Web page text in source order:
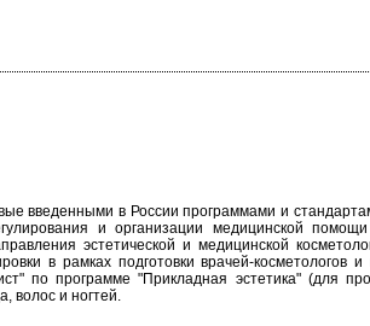
введенными в России программами и
и организации медицинской
эстетической и медицинской
в рамках подготовки врачей-косметологов и
по программе "Прикладная эстетика" (для
волос и ногтей.